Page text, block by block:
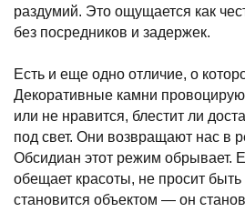
раздумий. Это ощущается как
без посредников и задержек.
Есть и еще одно отличие, о
Декоративные камни
или не нравится, блестит ли
под свет. Они возвращают нас в
Обсидиан этот режим обрывает.
обещает красоты, не просит
становится объектом — он